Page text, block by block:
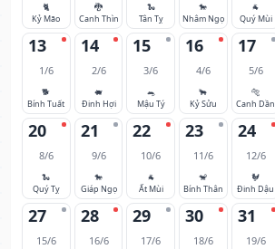
🐈
Kỷ Mão
🐉
Canh Thìn
🐍
Tân Tỵ
🐎
Nhâm Ngọ
🐐
Quý Mùi
13
1/6
🐕
Bính Tuất
14
2/6
🐖
Đinh Hợi
15
3/6
🐀
Mậu Tý
16
4/6
🐂
Kỷ Sửu
17
5/6
🐅
Canh Dần
20
8/6
🐍
Quý Tỵ
21
9/6
🐎
Giáp Ngọ
22
10/6
🐐
Ất Mùi
23
11/6
🐒
Bính Thân
24
12/6
🐓
Đinh Dậu
27
15/6
28
16/6
29
17/6
30
18/6
31
19/6